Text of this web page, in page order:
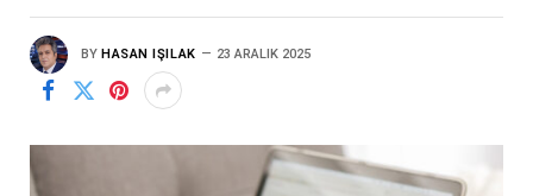
BY HASAN IŞILAK 23 ARALIK 2025